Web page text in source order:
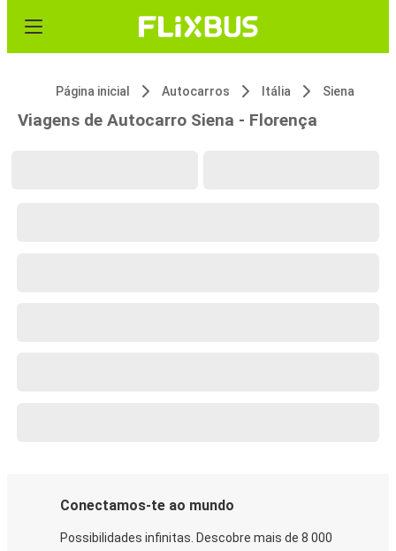
Página inicial Autocarros Itália Siena
Viagens de Autocarro Siena - Florença
Conectamos-te ao mundo
Possibilidades infinitas. Descobre mais de 8 000